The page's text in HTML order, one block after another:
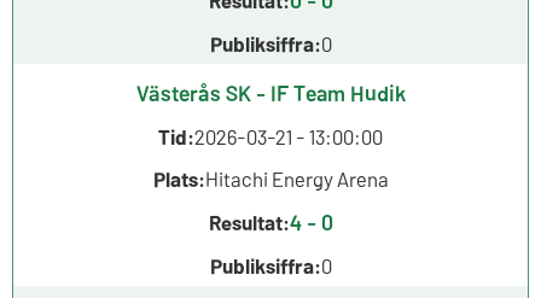
Publiksiffra:0
Västerås SK - IF Team Hudik
Tid:2026-03-21 - 13:00:00
Plats:Hitachi Energy Arena
Resultat:4 - 0
Publiksiffra:0